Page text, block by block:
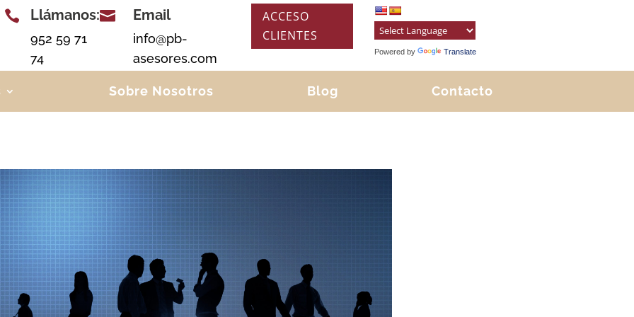
 Llámanos:
952 59 71
74
 Email
info@pb-
asesores.com
ACCESO
CLIENTES
Powered by Translate
Sobre Nosotros Blog Contacto